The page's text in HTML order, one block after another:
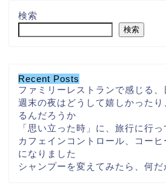
検索
検索
Recent Posts
ファミリーレストランで感じる、
週末の夜はどうして嬉しかった
るんだろうか
「思い立った時」に、旅行に行
カフェインコントロール、コー
になりました
シャンプーを変えてみたら、何